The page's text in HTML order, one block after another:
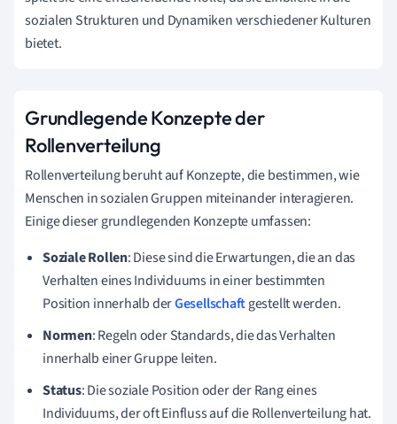
sozialen Strukturen und Dynamiken verschiedener Kulturen
bietet.
Grundlegende Konzepte der
Rollenverteilung
Rollenverteilung beruht auf Konzepte, die bestimmen, wie
Menschen in sozialen Gruppen miteinander interagieren.
Einige dieser grundlegenden Konzepte umfassen:
Soziale Rollen: Diese sind die Erwartungen, die an das
Verhalten eines Individuums in einer bestimmten
Position innerhalb derGesellschaftgestellt werden.
Normen: Regeln oder Standards, die das Verhalten
innerhalb einer Gruppe leiten.
Status: Die soziale Position oder der Rang eines
Individuums, der oft Einfluss auf die Rollenverteilung hat.